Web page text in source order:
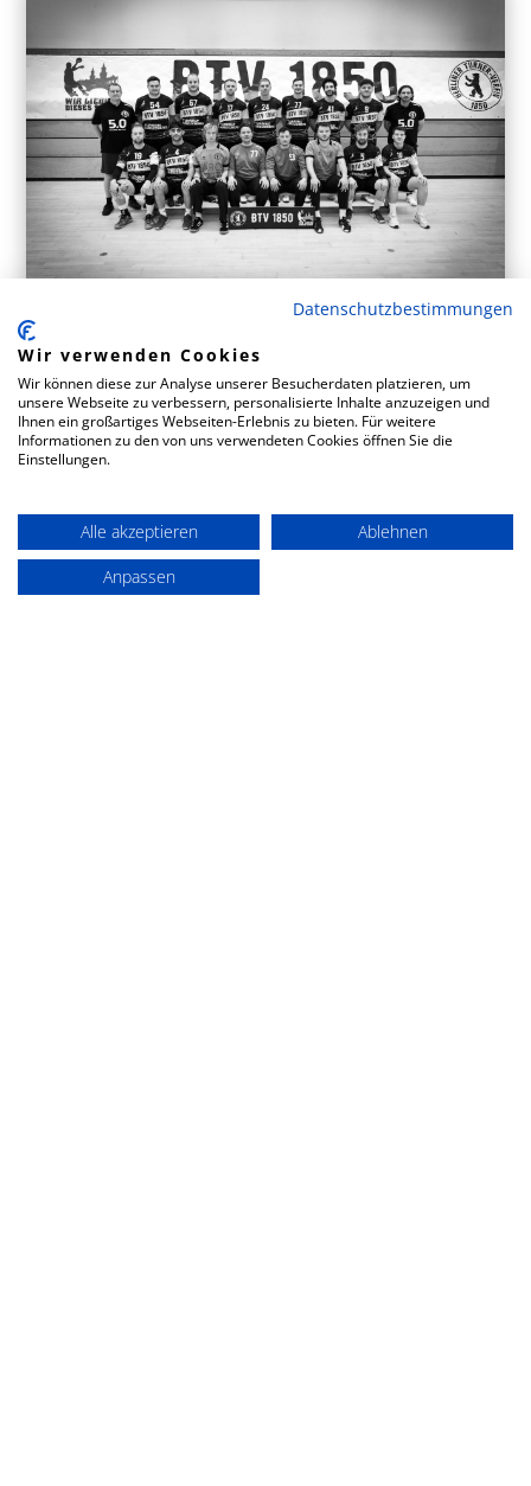
Der BTV im FINAL4
Halbfinale am Samstag! Während die
meisten Teams längst in den
Datenschutzbestimmungen
Wir verwenden Cookies
Wir können diese zur Analyse unserer Besucherdaten platzieren, um
unsere Webseite zu verbessern, personalisierte Inhalte anzuzeigen und
Ihnen ein großartiges Webseiten-Erlebnis zu bieten. Für weitere
Informationen zu den von uns verwendeten Cookies öffnen Sie die
Einstellungen.
Alle akzeptieren
Ablehnen
Anpassen